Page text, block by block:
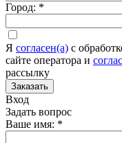
Город: *
Я согласен(а) c
сайте оператора и
рассылку
Заказать
Вход
Задать вопрос
Ваше имя: *